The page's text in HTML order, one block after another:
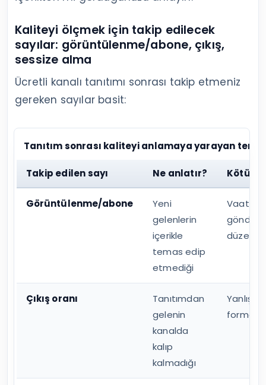
Kaliteyi ölçmek için takip edilecek
sayılar: görüntülenme/abone, çıkış,
sessize alma
Ücretli kanalı tanıtımı sonrası takip etmeniz
gereken sayılar basit:
Tanıtım sonrası kaliteyi anlamaya yarayan
Takip edilen sayı Ne anlatır?
Görüntülenme/abone
Yeni
gelenlerin
içerikle
temas edip
etmediği
Vaat
düzensiz
Çıkış oranı
Tanıtımdan
gelenin
kanalda
kalıp
kalmadığı
Yanlış
formatı